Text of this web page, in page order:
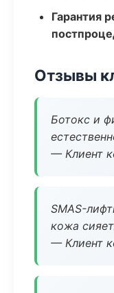
Гарантия
Отзывы
Ботокс и
— Клиент
SMAS-
кожа
— Клиент